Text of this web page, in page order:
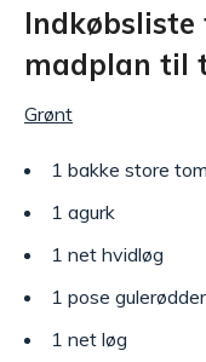
madplan til
Grønt
1 bakke store
1 agurk
1 net hvidløg
1 pose gulerødder
1 net løg